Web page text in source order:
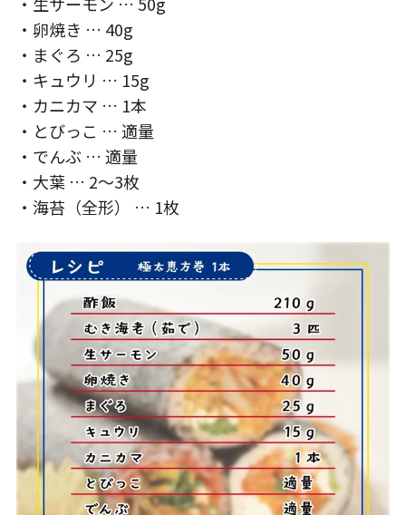
・卵焼き … 40g
・まぐろ … 25g
・キュウリ … 15g
・カニカマ … 1本
・とびっこ … 適量
・でんぶ … 適量
・大葉 … 2～3枚
・海苔（全形） … 1枚